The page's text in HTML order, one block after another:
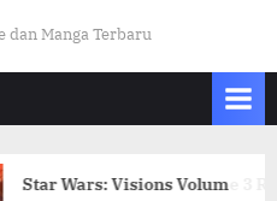
dan Manga Terbaru
Visions Volume 3 Rilis 29